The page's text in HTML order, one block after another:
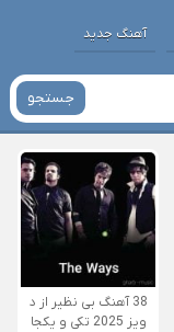
آهنگ جدید
جستجو
38 آهنگ بی نظیر از د
ویز 2025 تکی و یکجا